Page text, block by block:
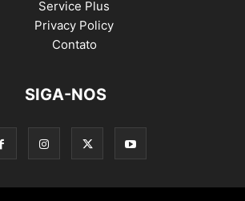
Service Plus
Privacy Policy
Contato
SIGA-NOS